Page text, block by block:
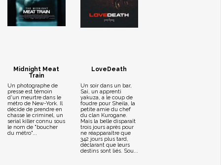
Midnight Meat
Train
Un photographe de
presse est témoin
d'un meurtre dans le
métro de New-York. Il
décide de prendre en
chasse le criminel, un
serial killer connu sous
le nom de "boucher
du métro"...
LoveDeath
Un soir dans un bar,
Sai, un apprenti
yakuza, a le coup de
foudre pour Sheila, la
petite amie du chef
du clan Kurogane.
Mais la belle disparaît
trois jours après pour
ne réapparaître que
342 jours plus tard,
déclarant que leurs
destins sont liés. Sou...